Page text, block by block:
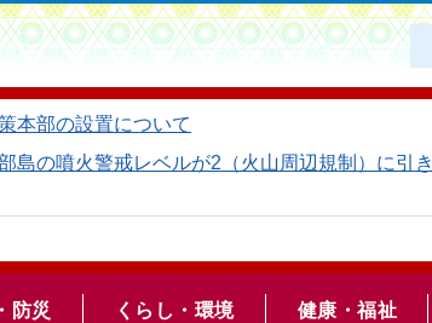
本部の設置について
島の噴火警戒レベルが2（火山周辺規制）に引
防災 くらし・環境 健康・福祉